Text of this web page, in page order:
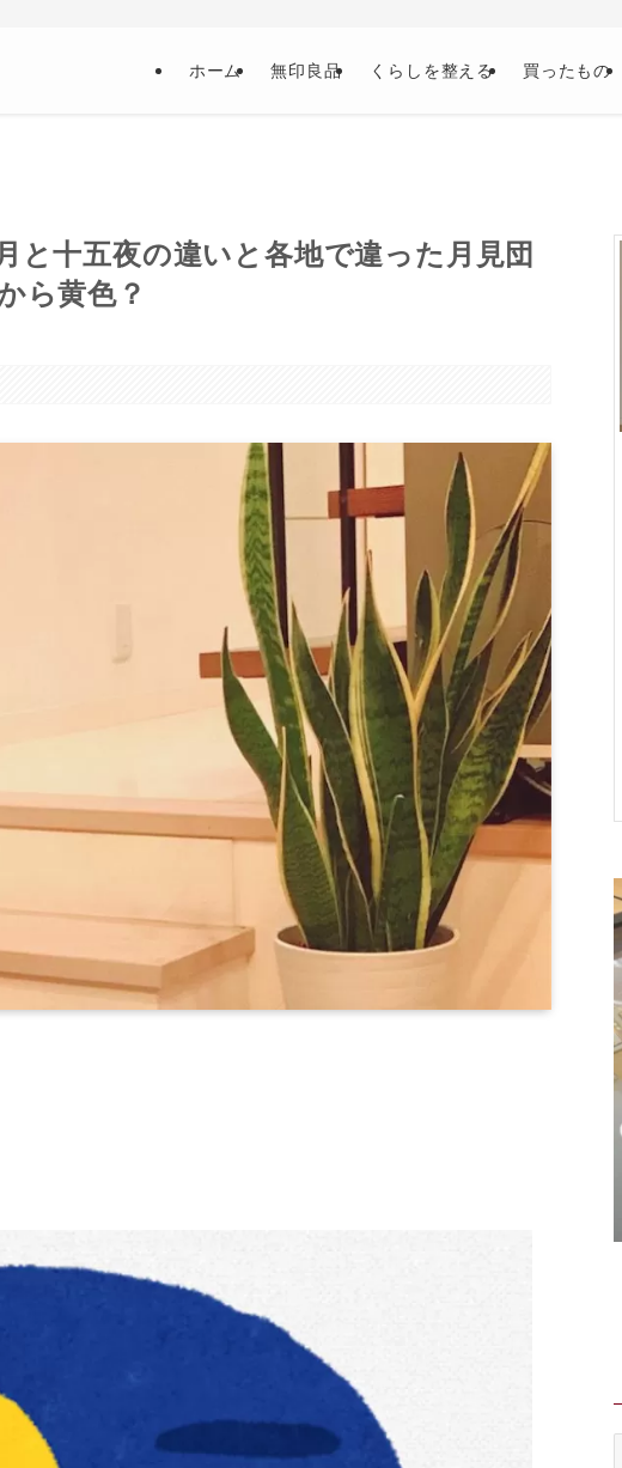
ホーム 無印良品 くらしを整える 買ったもの
と十五夜の違いと各地で違った月見団
ら黄色？